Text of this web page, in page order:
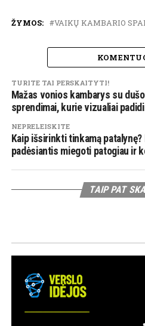
ŽYMOS: VAIKŲ KAMBARIO
TURITE TAI PERSKAITYTI!
Mažas vonios kambarys su
sprendimai, kurie vizualiai
NEPRELEISKITE
Kaip išsirinkti tinkamą
padėsiantis miegoti patogiau ir
TAIP PAT